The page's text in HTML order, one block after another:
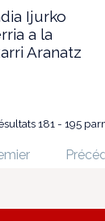
Ijurko
a la
Aranatz
181 - 195